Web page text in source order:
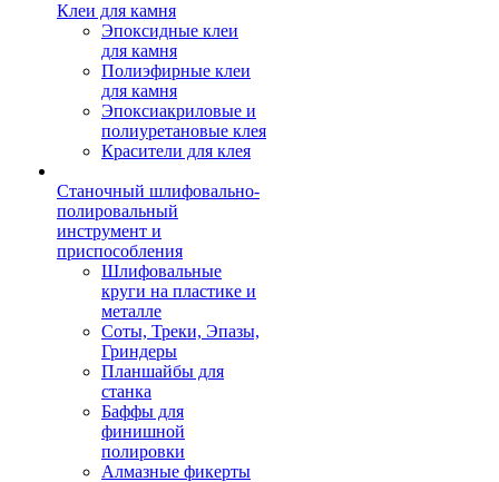
Клеи для камня
Эпоксидные клеи
для камня
Полиэфирные клеи
для камня
Эпоксиакриловые и
полиуретановые клея
Красители для клея
Станочный шлифовально-
полировальный
инструмент и
приспособления
Шлифовальные
круги на пластике и
металле
Соты, Треки, Эпазы,
Гриндеры
Планшайбы для
станка
Баффы для
финишной
полировки
Алмазные фикерты